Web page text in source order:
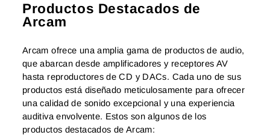
Productos Destacados de
Arcam
Arcam ofrece una amplia gama de productos de audio,
que abarcan desde amplificadores y receptores AV
hasta reproductores de CD y DACs. Cada uno de sus
productos está diseñado meticulosamente para ofrecer
una calidad de sonido excepcional y una experiencia
auditiva envolvente. Estos son algunos de los
productos destacados de Arcam: